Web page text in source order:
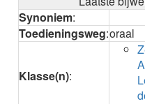
AFLIBERCEPT
AFLIBERCEPT
AGOMELATINE
Synoniem:
Toedieningsweg:oraal
Klasse(n):